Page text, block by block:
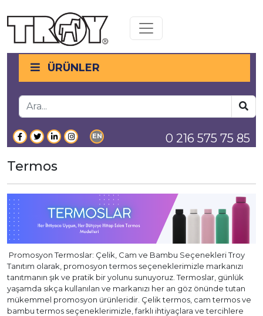
Toggle navigation
ÜRÜNLER
EN 0 216 575 75 85
Termos
Promosyon Termoslar: Çelik, Cam ve Bambu Seçenekleri Troy
Tanıtım olarak, promosyon termos seçeneklerimizle markanızı
tanıtmanın şık ve pratik bir yolunu sunuyoruz. Termoslar, günlük
yaşamda sıkça kullanılan ve markanızı her an göz önünde tutan
mükemmel promosyon ürünleridir. Çelik termos, cam termos ve
bambu termos seçeneklerimizle, farklı ihtiyaçlara ve tercihlere